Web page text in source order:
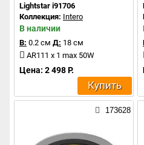
Lightstar i91706
Коллекция: Intero
В наличии
В: 0.2 см Д: 18 см
AR111 x 1 max 50W
Цена: 2 498 Р.
Купить
173628